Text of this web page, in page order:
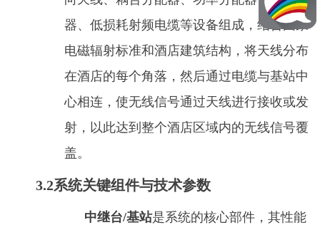
器、低损耗射频电缆等设备组成，结合国家
电磁辐射标准和酒店建筑结构，将天线分布
在酒店的每个角落，然后通过电缆与基站中
心相连，使无线信号通过天线进行接收或发
射，以此达到整个酒店区域内的无线信号覆
盖。
3.2系统关键组件与技术参数
中继台/基站是系统的核心部件，其性能